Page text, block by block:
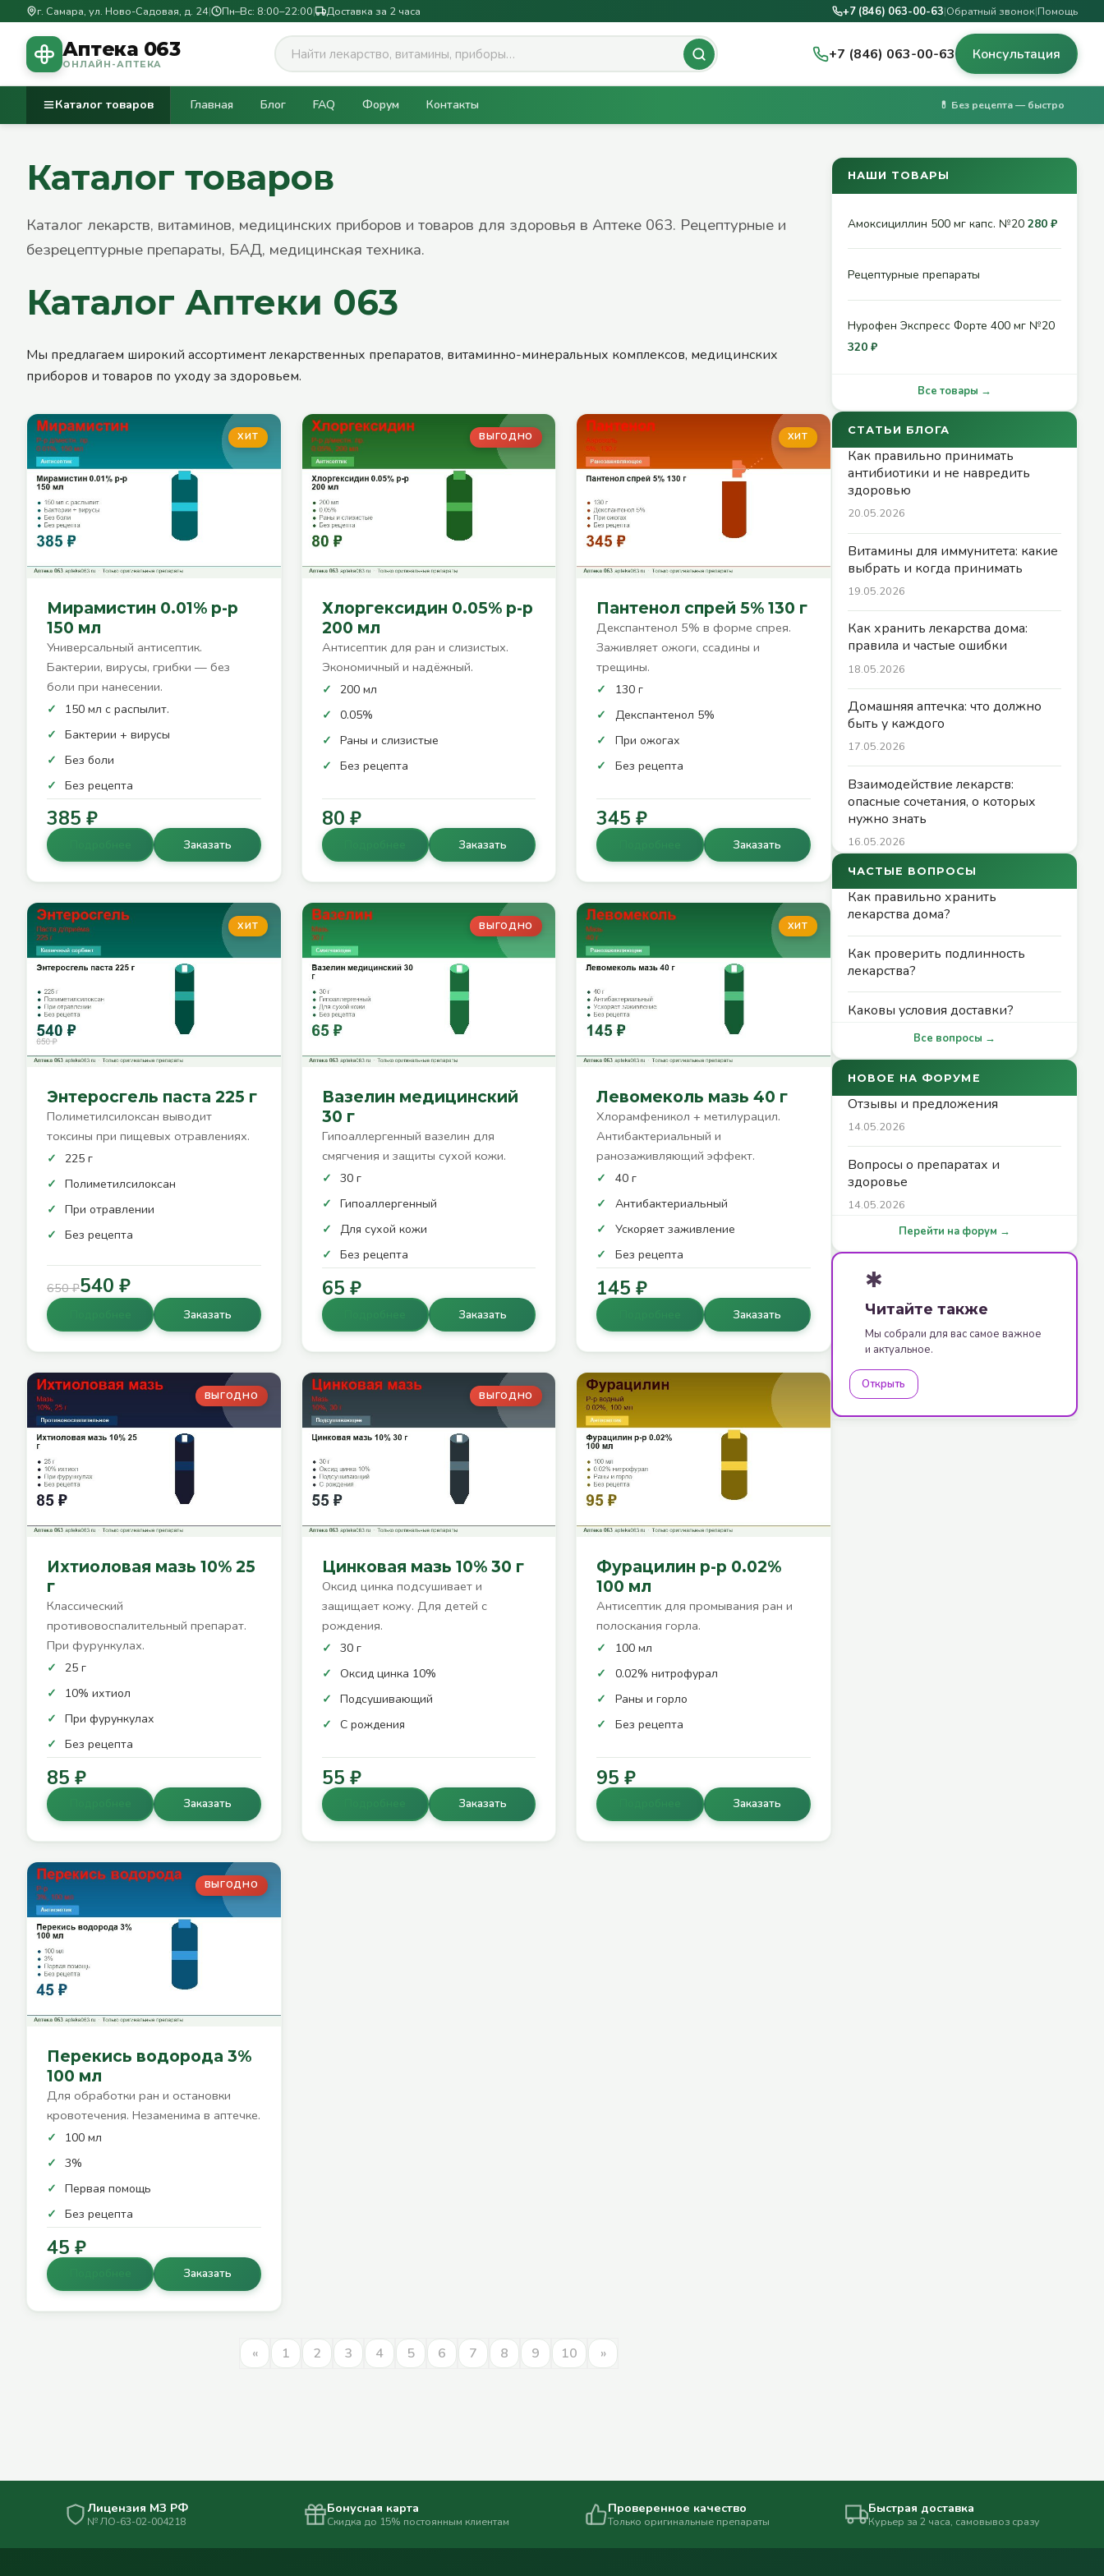
г. Самара, ул. Ново-Садовая, д. 24| Пн–Вс: 8:00–22:00| Доставка за 2 часа +7 (846) 063-00-63|Обратный звонок|Помощь
Аптека 063
ОНЛАЙН-АПТЕКА
+7 (846) 063-00-63 Консультация
Каталог товаров Главная Блог FAQ Форум Контакты 💊 Без рецепта — быстро
Каталог товаров
Каталог лекарств, витаминов, медицинских приборов и товаров для здоровья в Аптеке 063. Рецептурные и
безрецептурные препараты, БАД, медицинская техника.
Каталог Аптеки 063
Мы предлагаем широкий ассортимент лекарственных препаратов, витаминно-минеральных комплексов, медицинских
приборов и товаров по уходу за здоровьем.
ХИТ
Мирамистин 0.01% р-р
150 мл
Универсальный антисептик.
Бактерии, вирусы, грибки — без
боли при нанесении.
150 мл с распылит.
Бактерии + вирусы
Без боли
Без рецепта
385 ₽
Заказать
ВЫГОДНО
Хлоргексидин 0.05% р-р
200 мл
Антисептик для ран и слизистых.
Экономичный и надёжный.
200 мл
0.05%
Раны и слизистые
Без рецепта
80 ₽
Заказать
ХИТ
Пантенол спрей 5% 130 г
Декспантенол 5% в форме спрея.
Заживляет ожоги, ссадины и
трещины.
130 г
Декспантенол 5%
При ожогах
Без рецепта
345 ₽
Заказать
ХИТ
Энтеросгель паста 225 г
Полиметилсилоксан выводит
токсины при пищевых отравлениях.
225 г
Полиметилсилоксан
При отравлении
Без рецепта
650 ₽540 ₽
Заказать
ВЫГОДНО
Вазелин медицинский
30 г
Гипоаллергенный вазелин для
смягчения и защиты сухой кожи.
30 г
Гипоаллергенный
Для сухой кожи
Без рецепта
65 ₽
Заказать
ХИТ
Левомеколь мазь 40 г
Хлорамфеникол + метилурацил.
Антибактериальный и
ранозаживляющий эффект.
40 г
Антибактериальный
Ускоряет заживление
Без рецепта
145 ₽
Заказать
ВЫГОДНО
Ихтиоловая мазь 10% 25
г
Классический
противовоспалительный препарат.
При фурункулах.
25 г
10% ихтиол
При фурункулах
Без рецепта
85 ₽
Заказать
ВЫГОДНО
Цинковая мазь 10% 30 г
Оксид цинка подсушивает и
защищает кожу. Для детей с
рождения.
30 г
Оксид цинка 10%
Подсушивающий
С рождения
55 ₽
Заказать
Фурацилин р-р 0.02%
100 мл
Антисептик для промывания ран и
полоскания горла.
100 мл
0.02% нитрофурал
Раны и горло
Без рецепта
95 ₽
Заказать
ВЫГОДНО
Перекись водорода 3%
100 мл
Для обработки ран и остановки
кровотечения. Незаменима в аптечке.
100 мл
3%
Первая помощь
Без рецепта
45 ₽
Заказать
« 1 2 3 4 5 6 7 8 9 10 »
НАШИ ТОВАРЫ
Амоксициллин 500 мг капс. №20 280 ₽
Рецептурные препараты
Нурофен Экспресс Форте 400 мг №20
320 ₽
Все товары →
СТАТЬИ БЛОГА
Как правильно принимать
антибиотики и не навредить
здоровью
20.05.2026
Витамины для иммунитета: какие
выбрать и когда принимать
19.05.2026
Как хранить лекарства дома:
правила и частые ошибки
18.05.2026
Домашняя аптечка: что должно
быть у каждого
17.05.2026
Взаимодействие лекарств:
опасные сочетания, о которых
нужно знать
16.05.2026
ЧАСТЫЕ ВОПРОСЫ
Как правильно хранить
лекарства дома?
Как проверить подлинность
лекарства?
Каковы условия доставки?
Все вопросы →
НОВОЕ НА ФОРУМЕ
Отзывы и предложения
14.05.2026
Вопросы о препаратах и
здоровье
14.05.2026
Перейти на форум →
✱
Читайте также
Мы собрали для вас самое важное
и актуальное.
Открыть
Лицензия МЗ РФ
№ ЛО-63-02-004218
Бонусная карта
Скидка до 15% постоянным клиентам
Проверенное качество
Только оригинальные препараты
Быстрая доставка
Курьер за 2 часа, самовывоз сразу